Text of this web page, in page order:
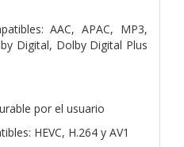
AAC, APAC, MP3,
Digital, Dolby Digital Plus
por el usuario
HEVC, H.264 y AV1